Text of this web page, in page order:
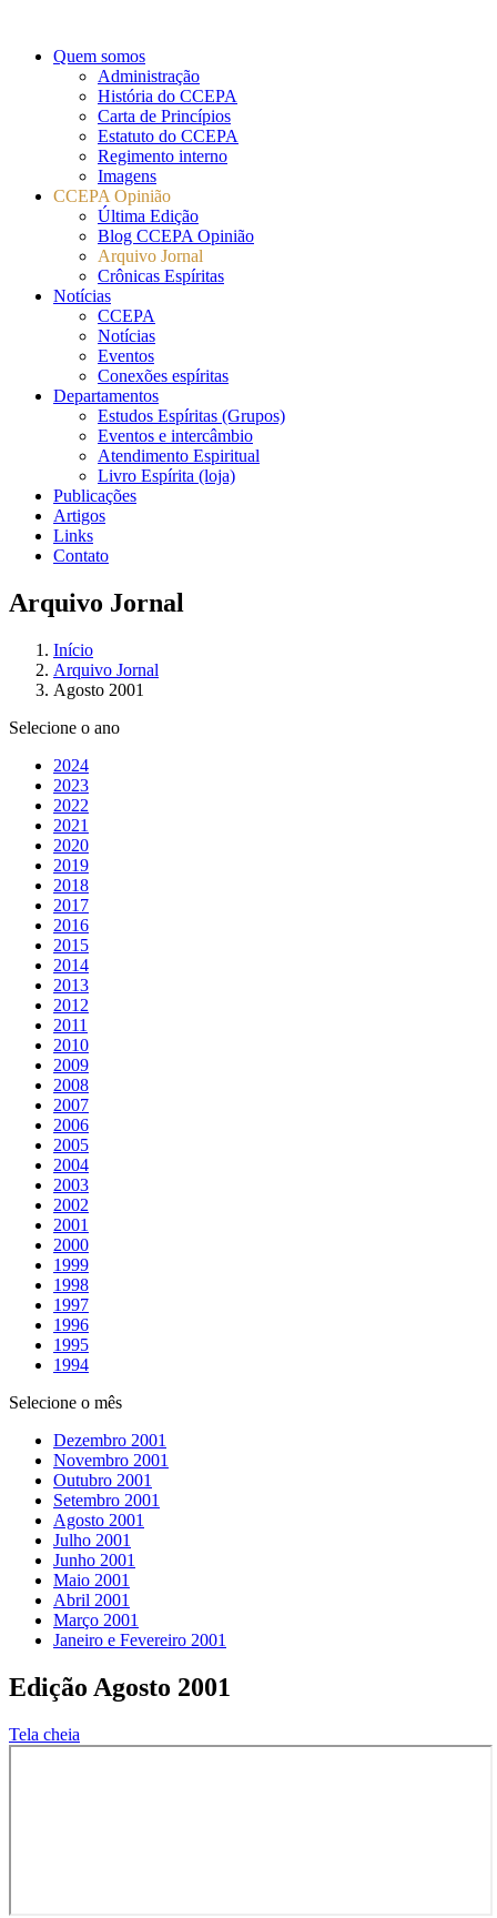
Quem somos
Administração
História do CCEPA
Carta de Princípios
Estatuto do CCEPA
Regimento interno
Imagens
CCEPA Opinião
Última Edição
Blog CCEPA Opinião
Arquivo Jornal
Crônicas Espíritas
Notícias
CCEPA
Notícias
Eventos
Conexões espíritas
Departamentos
Estudos Espíritas (Grupos)
Eventos e intercâmbio
Atendimento Espiritual
Livro Espírita (loja)
Publicações
Artigos
Links
Contato
Arquivo Jornal
Início
Arquivo Jornal
Agosto 2001
Selecione o ano
2024
2023
2022
2021
2020
2019
2018
2017
2016
2015
2014
2013
2012
2011
2010
2009
2008
2007
2006
2005
2004
2003
2002
2001
2000
1999
1998
1997
1996
1995
1994
Selecione o mês
Dezembro 2001
Novembro 2001
Outubro 2001
Setembro 2001
Agosto 2001
Julho 2001
Junho 2001
Maio 2001
Abril 2001
Março 2001
Janeiro e Fevereiro 2001
Edição Agosto 2001
Tela cheia